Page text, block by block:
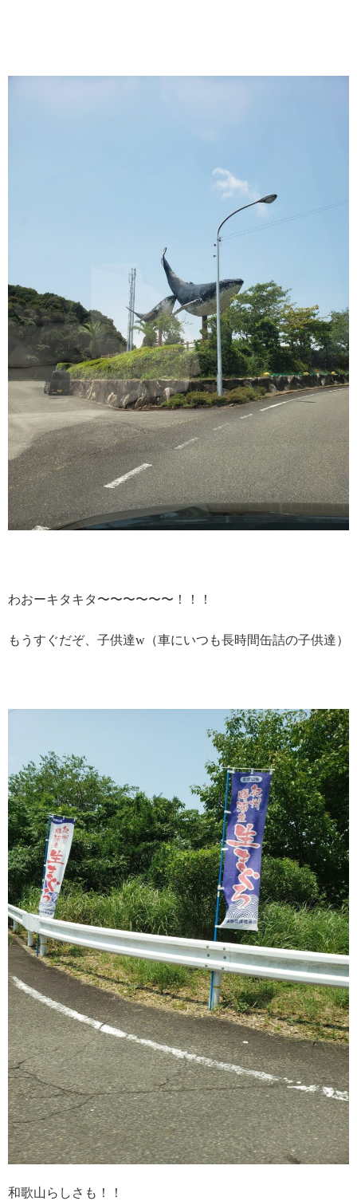
わおーキタキタ〜〜〜〜〜〜！！！
もうすぐだぞ、子供達w（車にいつも長時間缶詰の子供達）
和歌山らしさも！！